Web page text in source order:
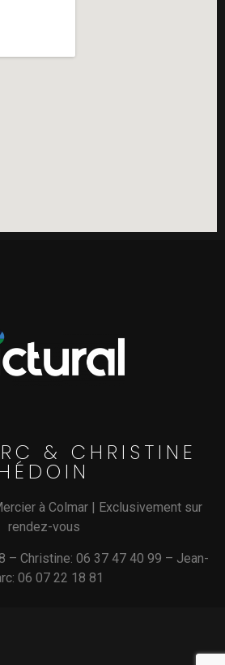
& CHRISTINE
à Colmar | Exclusivement sur
rendez-vous
– Christine: 06 37 47 40 99 – Jean-
06 07 22 18 81